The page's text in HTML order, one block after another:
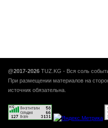
@2017-2026 TUZ.KG - Вся соль
При размещении материалов на
источник обязательна.